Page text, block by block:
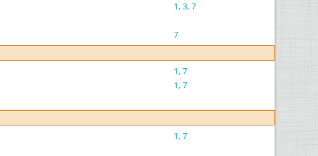
1, 3, 7
7
1, 7
1, 7
1, 7